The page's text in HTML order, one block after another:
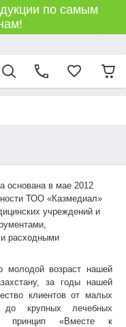
по самым
в мае 2012
ТОО «Казмедиал»
учреждений и
расходными
возраст нашей
за годы нашей
клиентов от малых
до крупных лечебных
принцип «Вместе к